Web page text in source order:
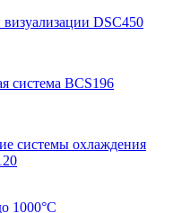
DSC450
система BCS196
системы охлаждения
1000°C